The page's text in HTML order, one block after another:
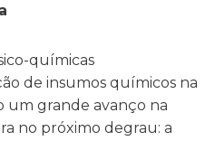
químicas
de insumos químicos na
um grande avanço na
no próximo degrau: a